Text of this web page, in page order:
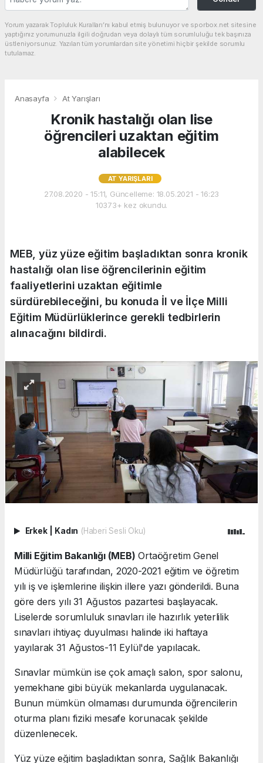
Yorum yazarak Topluluk Kuralları’nı kabul etmiş bulunuyor ve sporbox.net sitesine
yaptığınız yorumunuzla ilgili doğrudan veya dolaylı tüm sorumluluğu tek başınıza
üstleniyorsunuz. Yazılan tüm yorumlardan site yönetimi hiçbir şekilde sorumlu
tutulamaz.
Anasayfa At Yarışları
Kronik hastalığı olan lise
öğrencileri uzaktan eğitim
alabilecek
AT YARIŞLARI
27.08.2020 - 15:11, Güncelleme: 18.05.2021 - 16:23
10373+ kez okundu.
MEB, yüz yüze eğitim başladıktan sonra kronik
hastalığı olan lise öğrencilerinin eğitim
faaliyetlerini uzaktan eğitimle
sürdürebileceğini, bu konuda İl ve İlçe Milli
Eğitim Müdürlüklerince gerekli tedbirlerin
alınacağını bildirdi.
Erkek Kadın (Haberi Sesli Oku)
Milli Eğitim Bakanlığı (MEB) Ortaöğretim Genel
Müdürlüğü tarafından, 2020-2021 eğitim ve öğretim
yılı iş ve işlemlerine ilişkin illere yazı gönderildi. Buna
göre ders yılı 31 Ağustos pazartesi başlayacak.
Liselerde sorumluluk sınavları ile hazırlık yeterlilik
sınavları ihtiyaç duyulması halinde iki haftaya
yayılarak 31 Ağustos-11 Eylül'de yapılacak.
Sınavlar mümkün ise çok amaçlı salon, spor salonu,
yemekhane gibi büyük mekanlarda uygulanacak.
Bunun mümkün olmaması durumunda öğrencilerin
oturma planı fiziki mesafe korunacak şekilde
düzenlenecek.
Yüz yüze eğitim başladıktan sonra, Sağlık Bakanlığı